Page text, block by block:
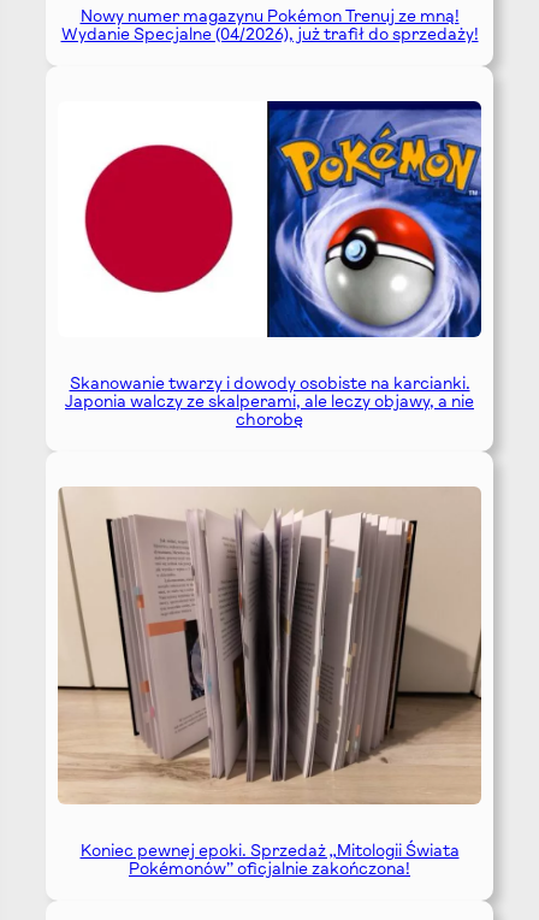
Nowy numer magazynu Pokémon Trenuj ze mną!
Wydanie Specjalne (04/2026), już trafił do sprzedaży!
Skanowanie twarzy i dowody osobiste na karcianki.
Japonia walczy ze skalperami, ale leczy objawy, a nie
chorobę
Koniec pewnej epoki. Sprzedaż „Mitologii Świata
Pokémonów” oficjalnie zakończona!